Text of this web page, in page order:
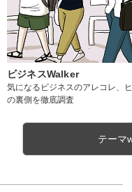
ビジネスWalker
気になるビジネスのアレコレ、
の裏側を徹底調査
テーマ